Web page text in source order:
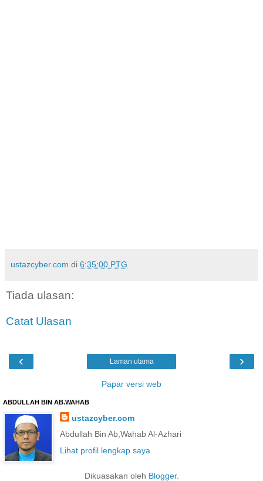
ustazcyber.com di 6:35:00 PTG
Tiada ulasan:
Catat Ulasan
‹ ›
Laman utama
Papar versi web
ABDULLAH BIN AB.WAHAB
ustazcyber.com
Abdullah Bin Ab,Wahab Al-Azhari
Lihat profil lengkap saya
Dikuasakan oleh Blogger.